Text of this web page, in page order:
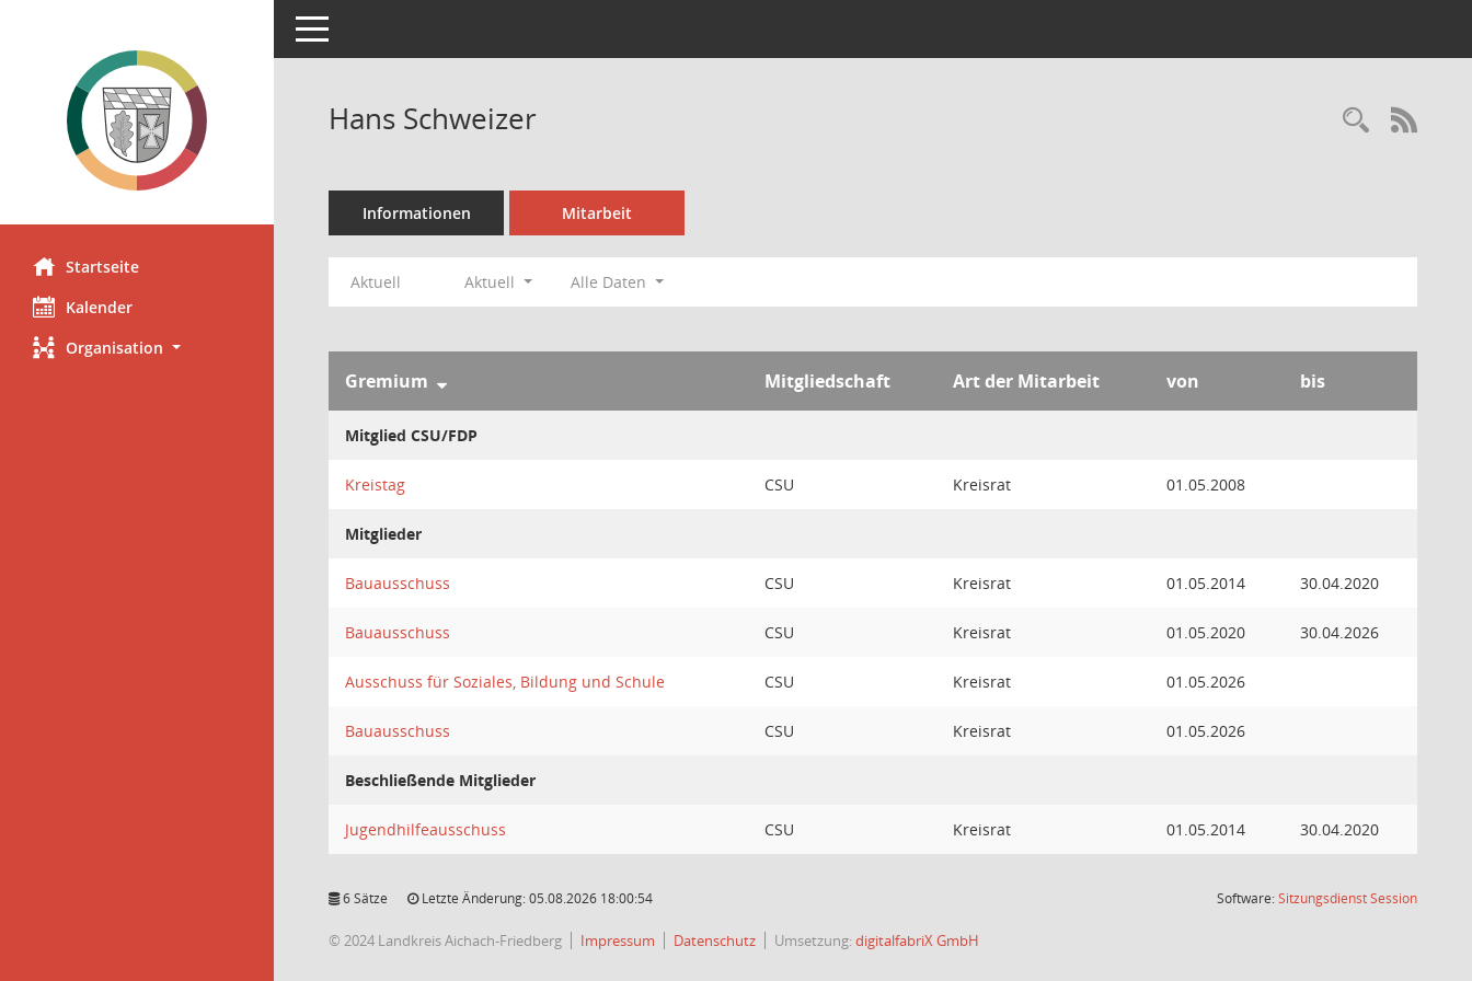
Startseite
Kalender
Organisation
Toggle navigation
Hans Schweizer
Informationen Mitarbeit
Aktuell Aktuell Alle Daten
Gremium Mitgliedschaft Art der Mitarbeit von bis
Mitglied CSU/FDP
Kreistag CSU Kreisrat 01.05.2008
Mitglieder
Bauausschuss CSU Kreisrat 01.05.2014 30.04.2020
Bauausschuss CSU Kreisrat 01.05.2020 30.04.2026
Ausschuss für Soziales, Bildung und Schule CSU Kreisrat 01.05.2026
Bauausschuss CSU Kreisrat 01.05.2026
Beschließende Mitglieder
Jugendhilfeausschuss CSU Kreisrat 01.05.2014 30.04.2020
6 Sätze Letzte Änderung: 05.08.2026 18:00:54 Software:SitzungsdienstSession(Wird in
© 2024 Landkreis Aichach-Friedberg Impressum Datenschutz Umsetzung:digitalfabriX GmbH